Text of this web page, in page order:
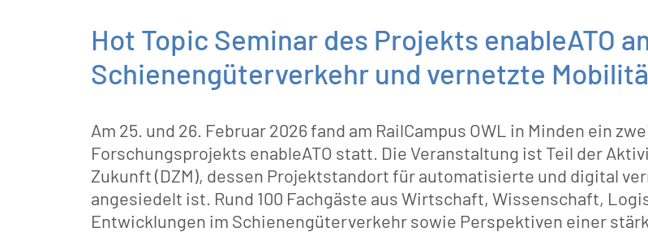
Hot Topic Seminar des Projekts enableATO
Schienengüterverkehr und vernetzte
Am 25. und 26. Februar 2026 fand am RailCampus OWL in Minden ein
Forschungsprojekts enableATO statt. Die Veranstaltung ist Teil der
Zukunft (DZM), dessen Projektstandort für automatisierte und digital
angesiedelt ist. Rund 100 Fachgäste aus Wirtschaft, Wissenschaft,
Entwicklungen im Schienengüterverkehr sowie Perspektiven einer